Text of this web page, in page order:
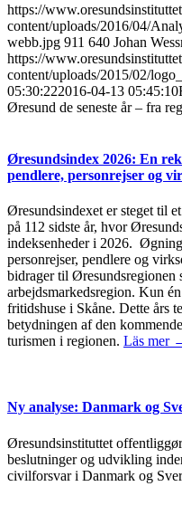
https://
content/uploads/2016/04/
webb.jpg 911 640 Johan
https://
content/uploads/2015/02/
05:30:222016-04-13 05:45:10
Øresund de seneste år – fra
Øresundsindex 2026: En
pendlere, personrejser og
Øresundsindexet er steget til
på 112 sidste år, hvor
indeksenheder i 2026.
personrejser, pendlere og
bidrager til Øresundsregionen
arbejdsmarkedsregion. Kun
fritidshuse i Skåne. Dette års
betydningen af den
turismen i regionen. Läs mer
Ny analyse: Danmark og
Øresundsinstituttet
beslutninger og udvikling
civilforsvar i Danmark og